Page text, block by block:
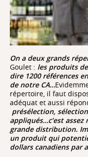
On a deux grands
Goulet : les produits
dire 1200 références
de notre CA…
répertoire, il faut
adéquat et aussi
présélection,
appliqués…c’est
grande distribution.
un produit qui
dollars canadiens par